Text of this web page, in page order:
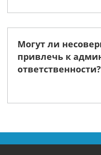
Могут ли
привлечь к
ответственности?